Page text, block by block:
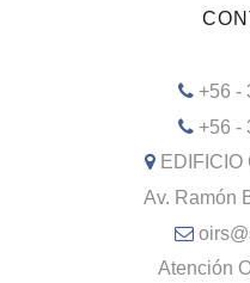
+56 -
+56 -
Av. Ramón
Atención